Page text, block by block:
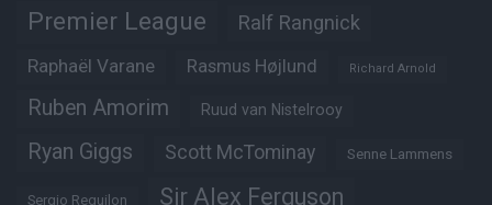
Premier League Ralf Rangnick
Raphaël Varane Rasmus Højlund Richard Arnold
Ruben Amorim Ruud van Nistelrooy
Ryan Giggs Scott McTominay Senne Lammens
Sergio Reguilon Sir Alex Ferguson